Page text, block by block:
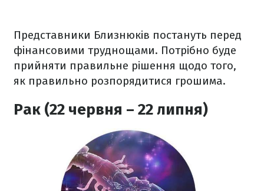
Представники Близнюків постануть перед
фінансовими труднощами. Потрібно буде
прийняти правильне рішення щодо того,
як правильно розпорядитися грошима.
Рак (22 червня – 22 липня)